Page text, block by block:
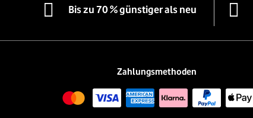
Bis zu 70 % günstiger als neu
Zahlungsmethoden